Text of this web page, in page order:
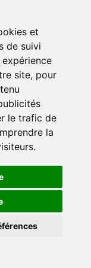
et
de suivi
site, pour
le trafic de
la